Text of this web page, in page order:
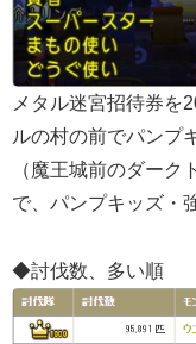
メタル迷宮招待券を
ルの村の前でパンプ
（魔王城前のダー
で、パンプキッズ・
◆討伐数、多い順